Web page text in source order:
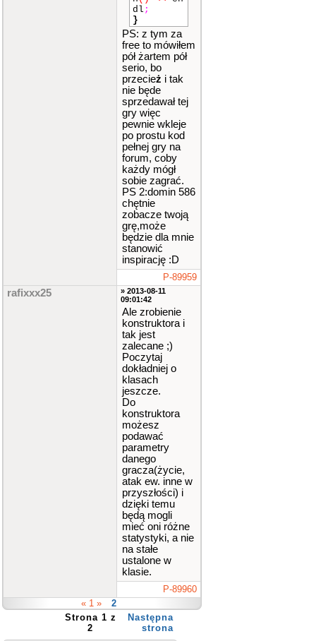
dl ;
}
PS: z tym za
free to mówiłem
pół żartem pół
serio, bo
przecież i tak
nie będe
sprzedawał tej
gry więc
pewnie wkleje
po prostu kod
pełnej gry na
forum, coby
każdy mógł
sobie zagrać.
PS 2:domin 586
chętnie
zobacze twoją
grę,może
będzie dla mnie
stanowić
inspirację :D
P-89959
rafixxx25
» 2013-08-11
09:01:42
Ale zrobienie
konstruktora i
tak jest
zalecane ;)
Poczytaj
dokładniej o
klasach
jeszcze.
Do
konstruktora
możesz
podawać
parametry
danego
gracza(życie,
atak ew. inne w
przyszłości) i
dzięki temu
będą mogli
mieć oni różne
statystyki, a nie
na stałe
ustalone w
klasie.
P-89960
« 1 »
2
Strona 1 z
2
Następna
strona